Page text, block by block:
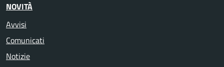
NOVITÀ
Avvisi
Comunicati
Notizie